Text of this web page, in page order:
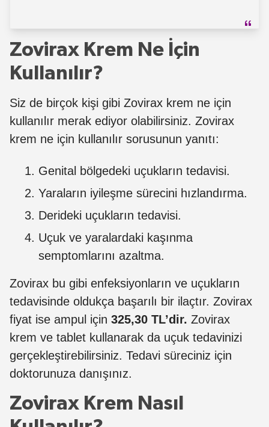
Zovirax Krem Ne İçin
Kullanılır?
Siz de birçok kişi gibi Zovirax krem ne için
kullanılır merak ediyor olabilirsiniz. Zovirax
krem ne için kullanılır sorusunun yanıtı:
Genital bölgedeki uçukların tedavisi.
Yaraların iyileşme sürecini hızlandırma.
Derideki uçukların tedavisi.
Uçuk ve yaralardaki kaşınma
semptomlarını azaltma.
Zovirax bu gibi enfeksiyonların ve uçukların
tedavisinde oldukça başarılı bir ilaçtır. Zovirax
fiyat ise ampul için 325,30 TL’dir. Zovirax
krem ve tablet kullanarak da uçuk tedavinizi
gerçekleştirebilirsiniz. Tedavi süreciniz için
doktorunuza danışınız.
Zovirax Krem Nasıl